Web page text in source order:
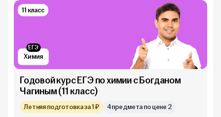
Химия
ЕГЭ
11 класс
Годовой курс ЕГЭ по химии с Богданом
Чагиным (11 класс)
Летняя подготовка за 1 ₽ 4 предмета по цене 2